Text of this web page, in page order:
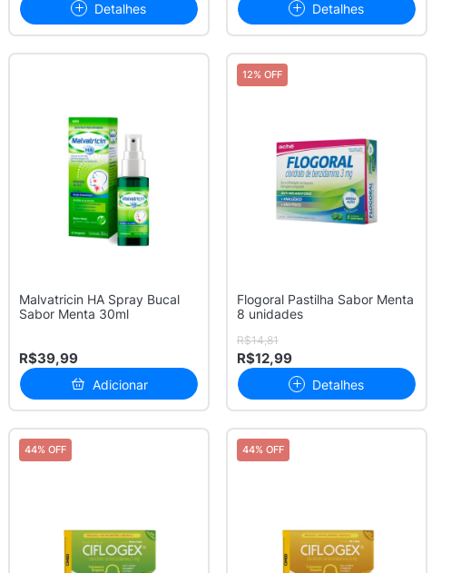
Detalhes Detalhes
Malvatricin HA Spray Bucal
Sabor Menta 30ml
R$39,99
Adicionar
12% OFF
Flogoral Pastilha Sabor Menta
8 unidades
R$14,81
R$12,99
Detalhes
44% OFF 44% OFF